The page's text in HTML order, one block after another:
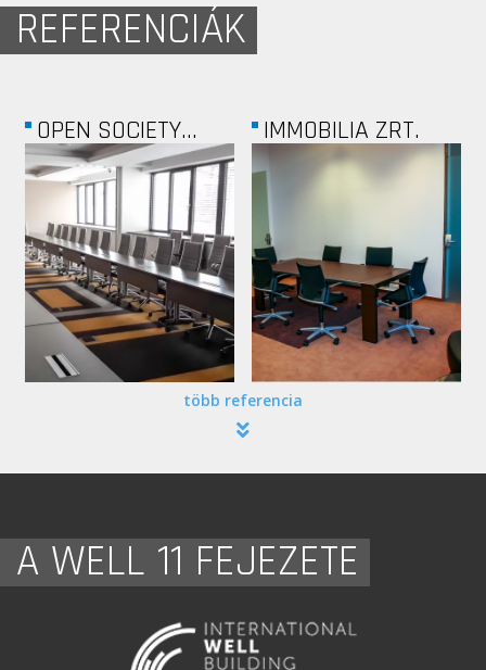
REFERENCIÁK
OPEN SOCIETY... IMMOBILIA ZRT.
több referencia
A WELL 11 FEJEZETE